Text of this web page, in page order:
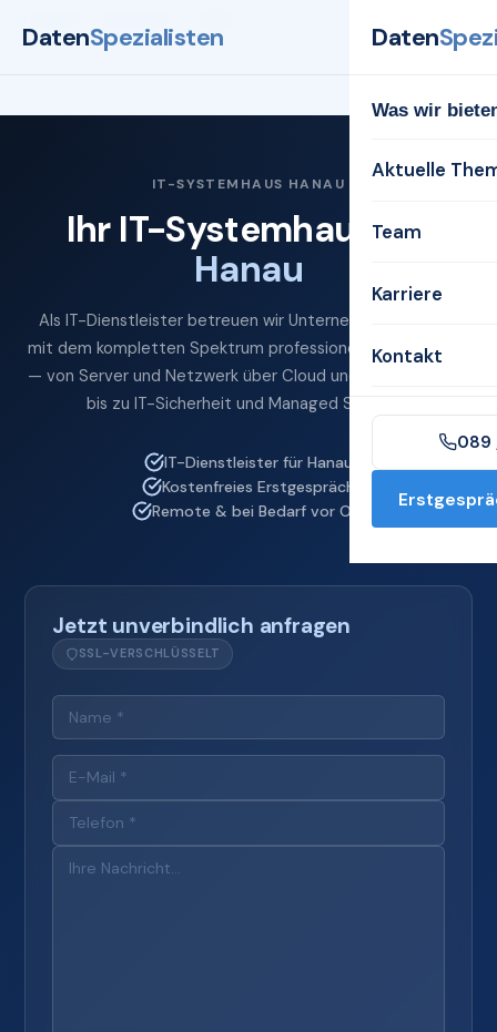
DatenSpezialisten Daten
Was wir
Aktuelle
Team
Karriere
Kontakt
089
IT-SYSTEMHAUS HANAU
Ihr IT-Systemhaus für
Hanau
Als IT-Dienstleister betreuen wir Unternehmen in Hanau
mit dem kompletten Spektrum professioneller IT-Services
— von Server und Netzwerk über Cloud und Microsoft 365
bis zu IT-Sicherheit und Managed Services.
IT-Dienstleister für Hanau
Kostenfreies Erstgespräch
Remote & bei Bedarf vor Ort
Jetzt unverbindlich anfragen
SSL-VERSCHLÜSSELT